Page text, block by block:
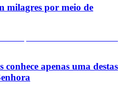
milagres por meio de
apenas uma destas